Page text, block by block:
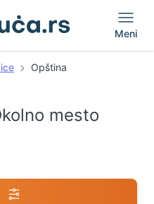
Meni
Opština
mesto